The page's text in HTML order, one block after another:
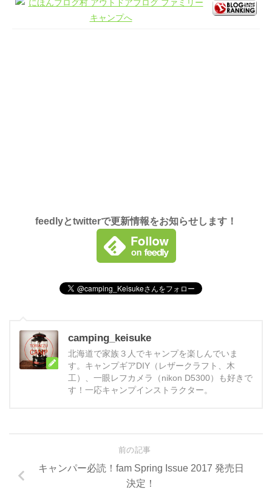
feedlyとtwitterで更新情報をお知らせします！
camping_keisuke
北海道で家族３人でキャンプを楽しんでいま
す。キャンプギアDIY（レザークラフト、木
工）、一眼レフカメラ（nikon D5300）も好きで
す！一応キャンプインストラクター。
前の記事
キャンパー必読！fam Spring Issue 2017 発売日
決定！